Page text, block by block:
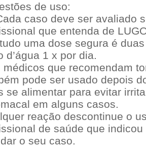
de uso:
caso deve ser avaliado
que entenda de
uma dose segura é
d’água 1 x por dia.
médicos que recomendam
pode ser usado depois
se alimentar para evitar
em alguns casos.
reação descontinue o
de saúde que
o seu caso.